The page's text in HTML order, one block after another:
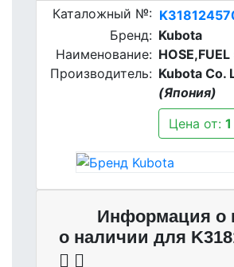
Каталожный №:
Бренд: Kubota
Наименование: HOSE,FUEL
Производитель: Kubota Co.
(Япония)
Цена от:
Информация о
о наличии для